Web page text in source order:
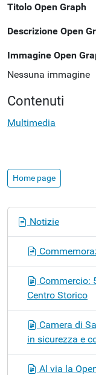
Titolo Open Graph
Descrizione Open
Immagine Open
Nessuna immagine
Contenuti
Multimedia
Home page
e
Notizie
Commercio:
Centro Storico
Camera di
in sicurezza e
Al via la